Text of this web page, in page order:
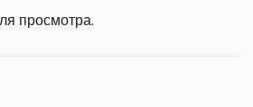
просмотра.